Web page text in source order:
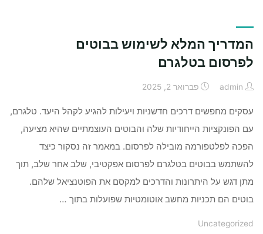
שנשבר
￼"
המדריך המלא לשימוש בבוטים
לפרסום בטלגרם
admin פברואר 2, 2025
עסקים מחפשים דרכים חדשניות ויעילות להגיע לקהל היעד. טלגרם,
עם הפונקציות הייחודיות שלה והבוטים העוצמתיים שהיא מציעה,
הפכה לפלטפורמה מובילה לפרסום. במאמר זה נסקור כיצד
להשתמש בבוטים בטלגרם לפרסום אפקטיבי, שלב אחר שלב, תוך
מתן דגש על היתרונות והדרכים למקסם את הפוטנציאל שלהם.
בוטים הם תכניות מחשב אוטומטיות שפועלות בתוך …
Uncategorized